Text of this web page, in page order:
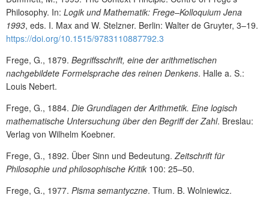
Philosophy. In: Logik und Mathematik: Frege–Kolloquium Jena
1993, eds. I. Max and W. Stelzner. Berlin: Walter de Gruyter, 3–19.
https://doi.org/10.1515/9783110887792.3
Frege, G., 1879. Begriffsschrift, eine der arithmetischen
nachgebildete Formelsprache des reinen Denkens. Halle a. S.:
Louis Nebert.
Frege, G., 1884. Die Grundlagen der Arithmetik. Eine logisch
mathematische Untersuchung über den Begriff der Zahl. Breslau:
Verlag von Wilhelm Koebner.
Frege, G., 1892. Über Sinn und Bedeutung. Zeitschrift für
Philosophie und philosophische Kritik 100: 25–50.
Frege, G., 1977. Pisma semantyczne. Tłum. B. Wolniewicz.